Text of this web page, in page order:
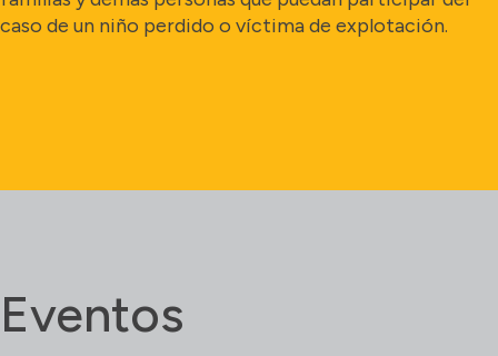
caso de un niño perdido o víctima de explotación.
Eventos